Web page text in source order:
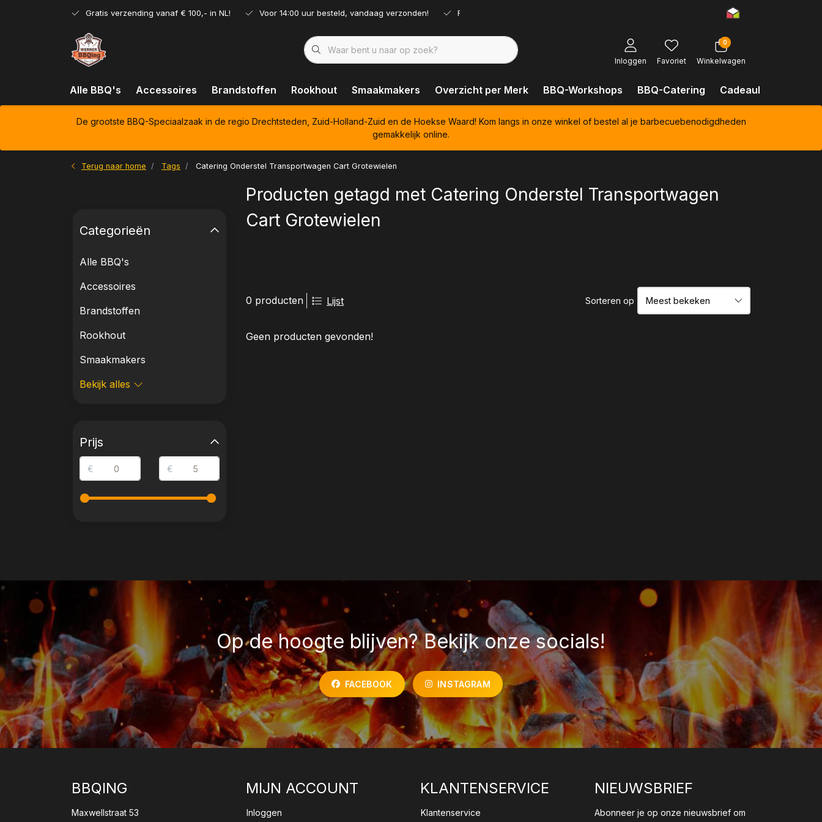
Gratis verzending vanaf € 100,- in NL! Voor 14:00 uur besteld, vandaag verzonden! Ruim assortiment!
Inloggen Favoriet
0
Winkelwagen
Alle BBQ's Accessoires Brandstoffen Rookhout Smaakmakers Overzicht per Merk BBQ-Workshops BBQ-Catering Cadeaubonnen
De grootste BBQ-Speciaalzaak in de regio Drechtsteden, Zuid-Holland-Zuid en de Hoekse Waard! Kom langs in onze winkel of bestel al je barbecuebenodigdheden
gemakkelijk online.
Terug naar home Tags Catering Onderstel Transportwagen Cart Grotewielen
Producten getagd met Catering Onderstel Transportwagen
Cart Grotewielen
0 producten Lijst Sorteren op
Geen producten gevonden!
Categorieën
Alle BBQ's
Accessoires
Brandstoffen
Rookhout
Smaakmakers
Bekijk alles
Prijs
€ €
Op de hoogte blijven? Bekijk onze socials!
FACEBOOK INSTAGRAM
BBQING
Maxwellstraat 53
MIJN ACCOUNT
Inloggen
KLANTENSERVICE
Klantenservice
NIEUWSBRIEF
Abonneer je op onze nieuwsbrief om